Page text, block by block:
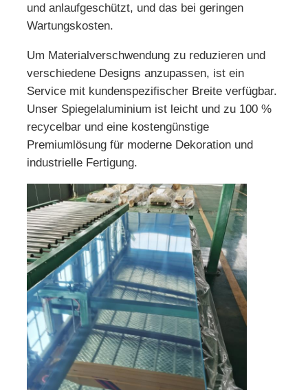
Produkte
Über uns
Werksbesichtigung
Qualitätskontrolle
Kontakt
Nachrichten
Fälle
Angebot anfordern
Aluminiumfolienrolle
und anlaufgeschützt, und das bei geringen
Wartungskosten.
Um Materialverschwendung zu reduzieren und
verschiedene Designs anzupassen, ist ein
Service mit kundenspezifischer Breite verfügbar.
Unser Spiegelaluminium ist leicht und zu 100 %
recycelbar und eine kostengünstige
Premiumlösung für moderne Dekoration und
industrielle Fertigung.